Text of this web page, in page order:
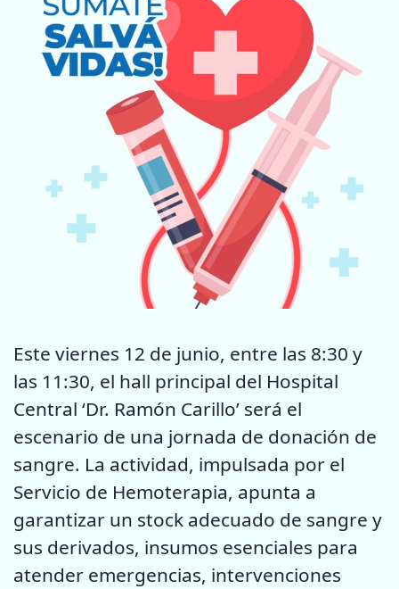
Este viernes 12 de junio, entre las 8:30 y
las 11:30, el hall principal del Hospital
Central ‘Dr. Ramón Carillo’ será el
escenario de una jornada de donación de
sangre. La actividad, impulsada por el
Servicio de Hemoterapia, apunta a
garantizar un stock adecuado de sangre y
sus derivados, insumos esenciales para
atender emergencias, intervenciones